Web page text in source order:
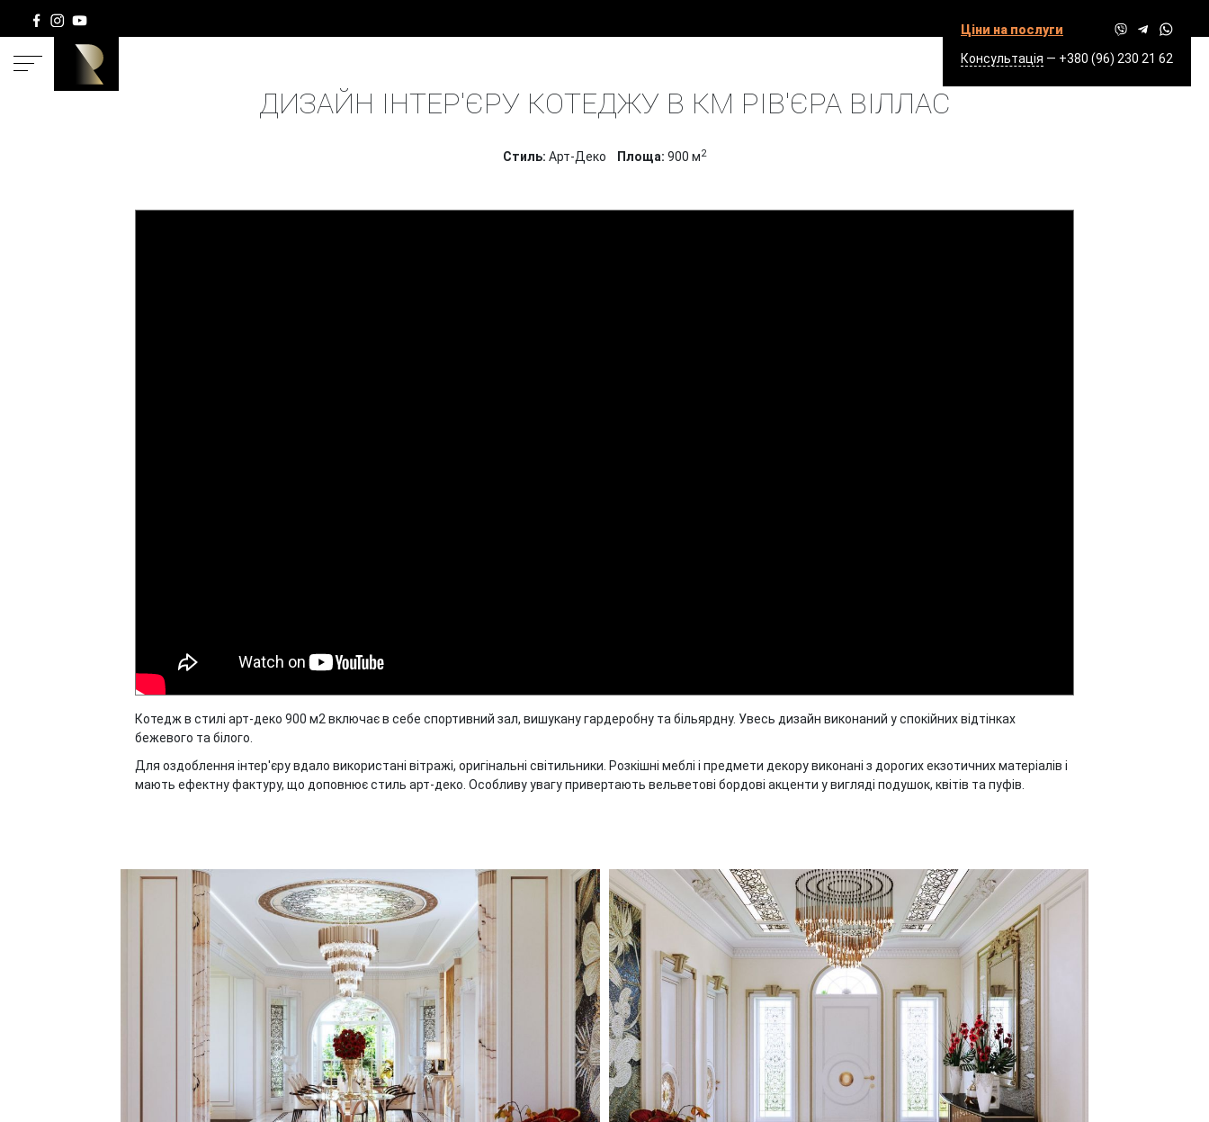
Ціни на послуги
Консультація — +380 (96) 230 21 62
ДИЗАЙН ІНТЕР'ЄРУ КОТЕДЖУ В КМ РІВ'ЄРА ВІЛЛАС
Cтиль: Арт-Деко Площа: 900 м2
Котедж в стилі арт-деко 900 м2 включає в себе спортивний зал, вишукану гардеробну та більярдну. Увесь дизайн виконаний у спокійних відтінках
бежевого та білого.
Для оздоблення інтер'єру вдало використані вітражі, оригінальні світильники. Розкішні меблі і предмети декору виконані з дорогих екзотичних матеріалів і
мають ефектну фактуру, що доповнює стиль арт-деко. Особливу увагу привертають вельветові бордові акценти у вигляді подушок, квітів та пуфів.